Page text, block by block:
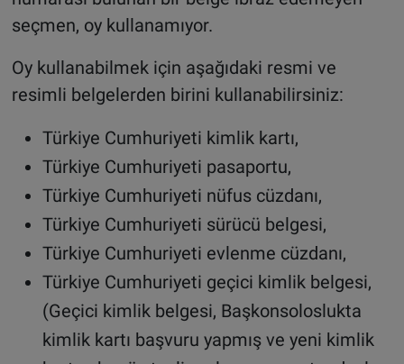
seçmen, oy kullanamıyor.
Oy kullanabilmek için aşağıdaki resmi ve
resimli belgelerden birini kullanabilirsiniz:
Türkiye Cumhuriyeti kimlik kartı,
Türkiye Cumhuriyeti pasaportu,
Türkiye Cumhuriyeti nüfus cüzdanı,
Türkiye Cumhuriyeti sürücü belgesi,
Türkiye Cumhuriyeti evlenme cüzdanı,
Türkiye Cumhuriyeti geçici kimlik belgesi,
(Geçici kimlik belgesi, Başkonsoloslukta
kimlik kartı başvuru yapmış ve yeni kimlik